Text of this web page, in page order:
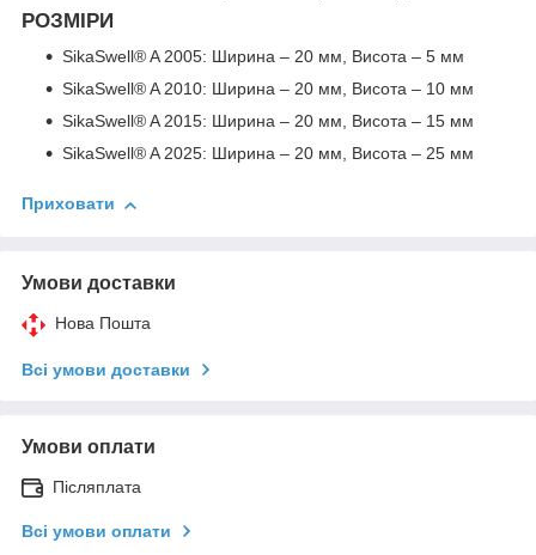
РОЗМІРИ
SikaSwell® A 2005: Ширина – 20 мм, Висота – 5 мм
SikaSwell® A 2010: Ширина – 20 мм, Висота – 10 мм
SikaSwell® A 2015: Ширина – 20 мм, Висота – 15 мм
SikaSwell® A 2025: Ширина – 20 мм, Висота – 25 мм
Приховати
Умови доставки
Нова Пошта
Всі умови доставки
Умови оплати
Післяплата
Всі умови оплати